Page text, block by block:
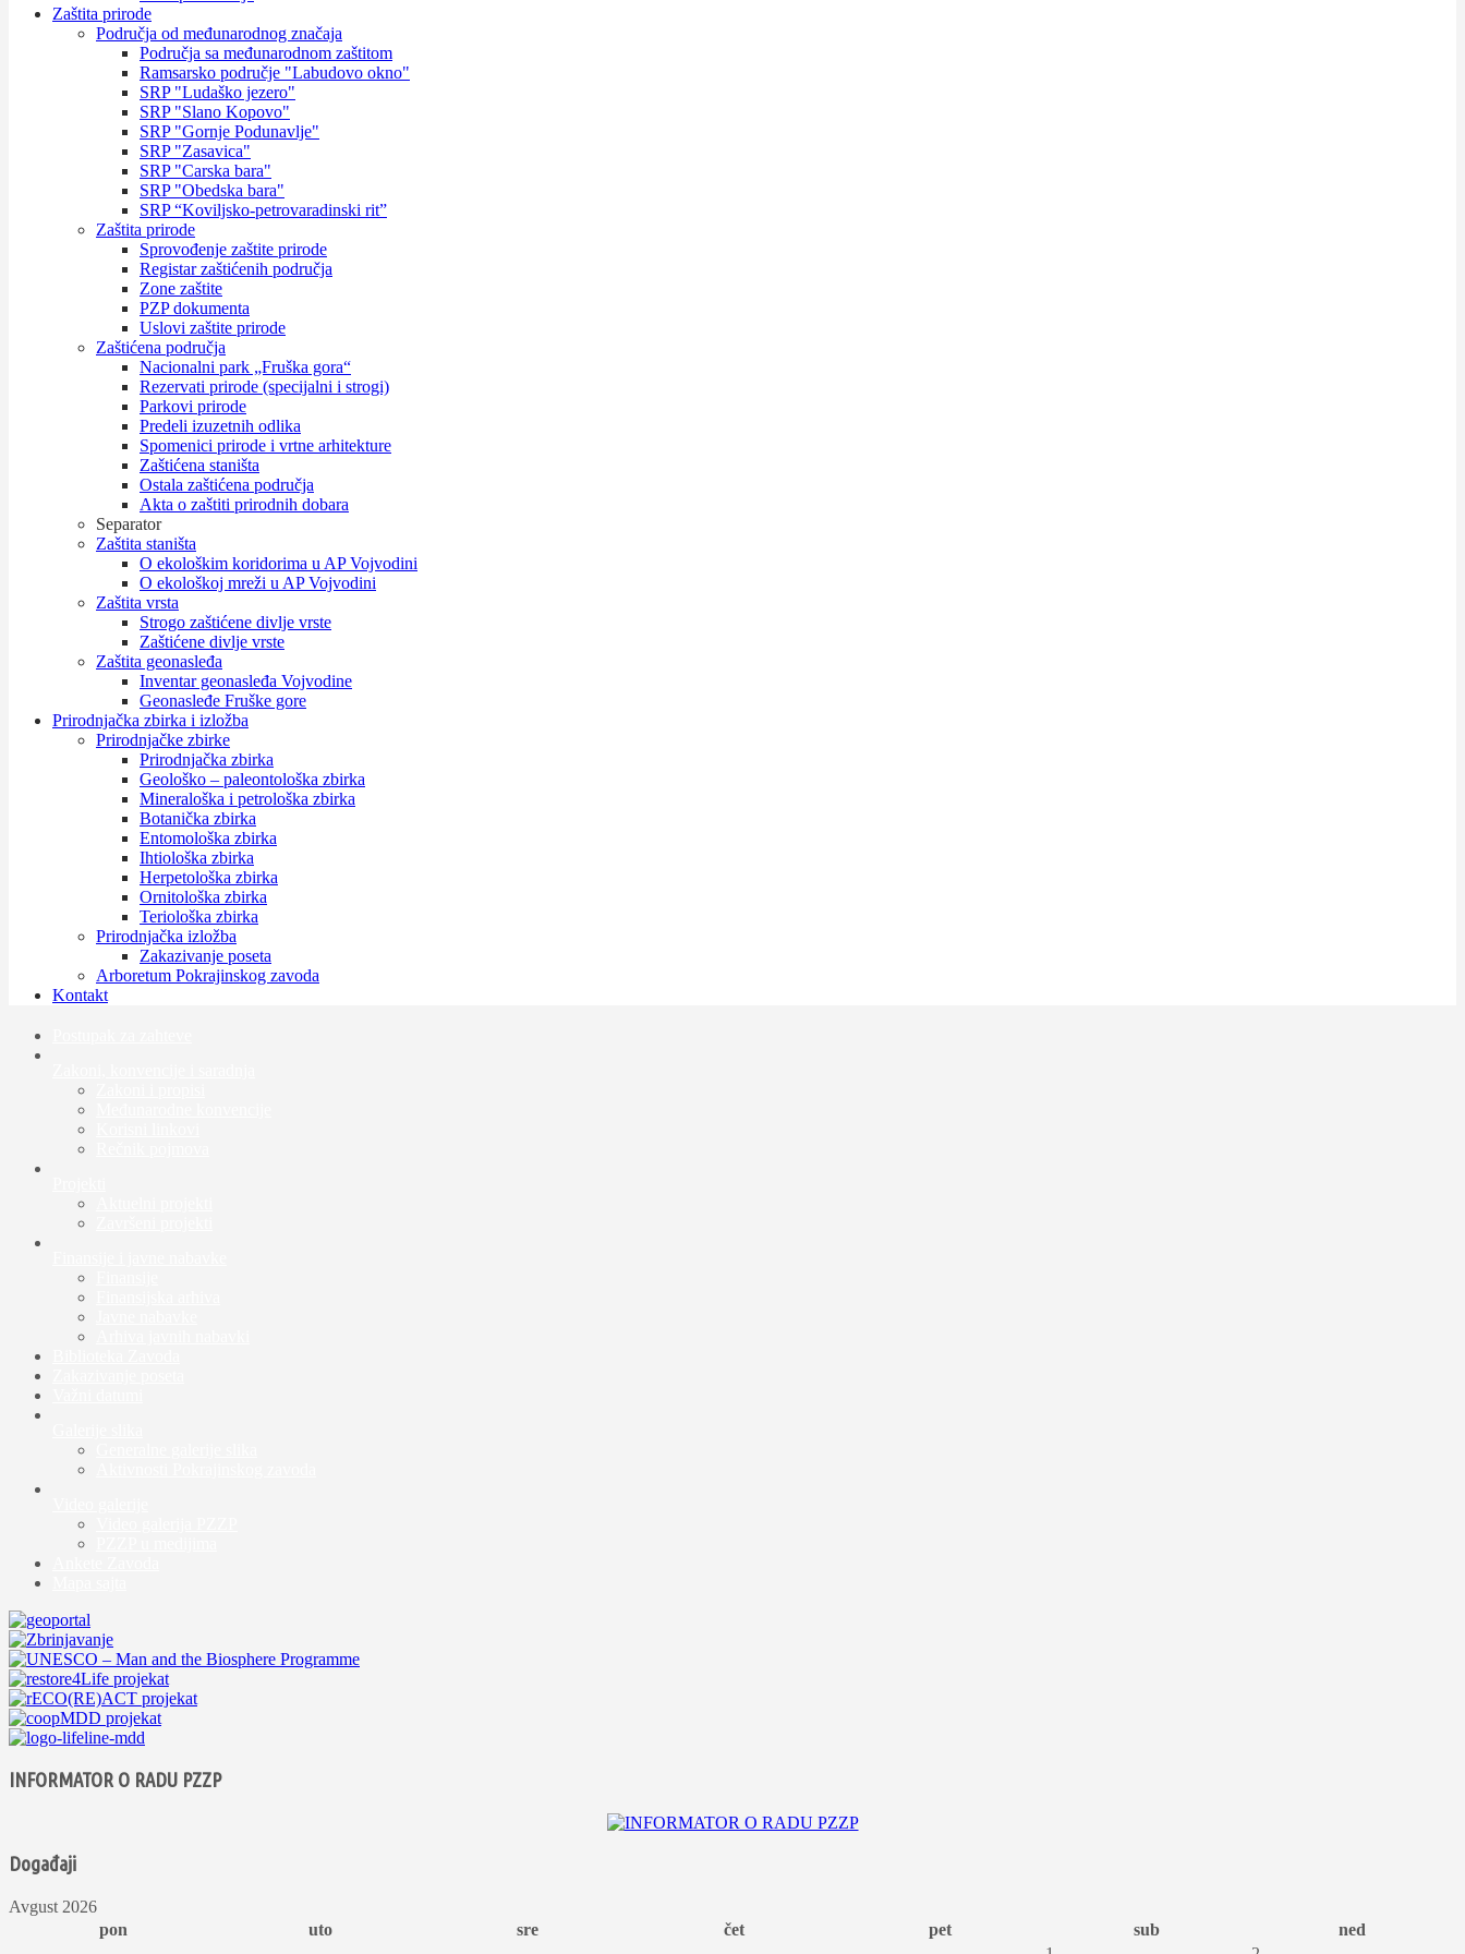
Zaštita prirode
Područja od međunarodnog značaja
Područja sa međunarodnom zaštitom
Ramsarsko područje "Labudovo okno"
SRP "Ludaško jezero"
SRP "Slano Kopovo"
SRP "Gornje Podunavlje"
SRP "Zasavica"
SRP "Carska bara"
SRP "Obedska bara"
SRP “Koviljsko-petrovaradinski rit”
Zaštita prirode
Sprovođenje zaštite prirode
Registar zaštićenih područja
Zone zaštite
PZP dokumenta
Uslovi zaštite prirode
Zaštićena područja
Nacionalni park „Fruška gora“
Rezervati prirode (specijalni i strogi)
Parkovi prirode
Predeli izuzetnih odlika
Spomenici prirode i vrtne arhitekture
Zaštićena staništa
Ostala zaštićena područja
Akta o zaštiti prirodnih dobara
Separator
Zaštita staništa
O ekološkim koridorima u AP Vojvodini
O ekološkoj mreži u AP Vojvodini
Zaštita vrsta
Strogo zaštićene divlje vrste
Zaštićene divlje vrste
Zaštita geonasleđa
Inventar geonasleđa Vojvodine
Geonasleđe Fruške gore
Prirodnjačka zbirka i izložba
Prirodnjačke zbirke
Prirodnjačka zbirka
Geološko – paleontološka zbirka
Mineraloška i petrološka zbirka
Botanička zbirka
Entomološka zbirka
Ihtiološka zbirka
Herpetološka zbirka
Ornitološka zbirka
Teriološka zbirka
Prirodnjačka izložba
Zakazivanje poseta
Arboretum Pokrajinskog zavoda
Kontakt
INFORMATOR O RADU PZZP
Događaji
Avgust 2026
pon
uto sre čet pet sub
ned